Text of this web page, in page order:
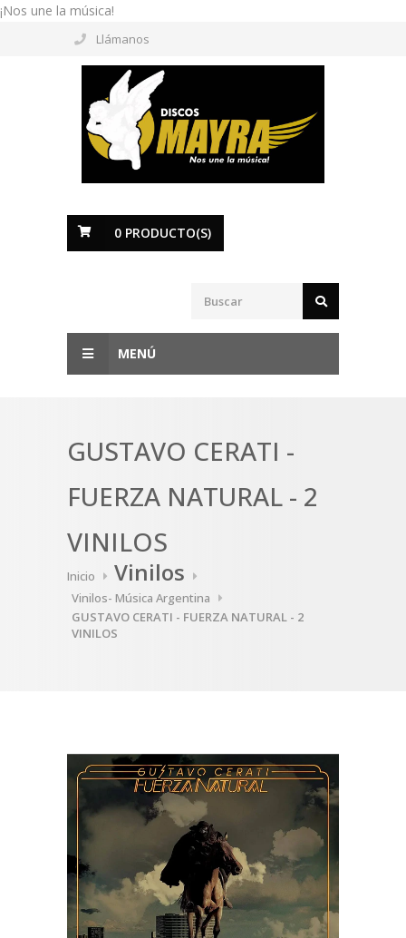
¡Nos une la música!
Llámanos
0 PRODUCTO(S)
MENÚ
GUSTAVO CERATI -
FUERZA NATURAL - 2
VINILOS
Inicio Vinilos
Vinilos- Música Argentina
GUSTAVO CERATI - FUERZA NATURAL - 2
VINILOS